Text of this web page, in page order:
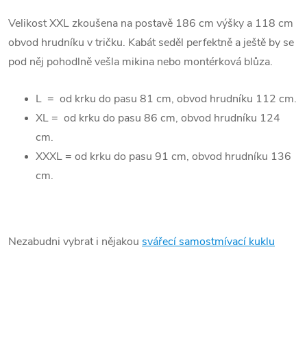
Velikost XXL zkoušena na postavě 186 cm výšky a 118 cm
obvod hrudníku v tričku. Kabát seděl perfektně a ještě by se
pod něj pohodlně vešla mikina nebo montérková blůza.
L = od krku do pasu 81 cm, obvod hrudníku 112 cm.
XL = od krku do pasu 86 cm, obvod hrudníku 124
cm.
XXXL = od krku do pasu 91 cm, obvod hrudníku 136
cm.
Nezabudni vybrat i nějakou svářecí samostmívací kuklu